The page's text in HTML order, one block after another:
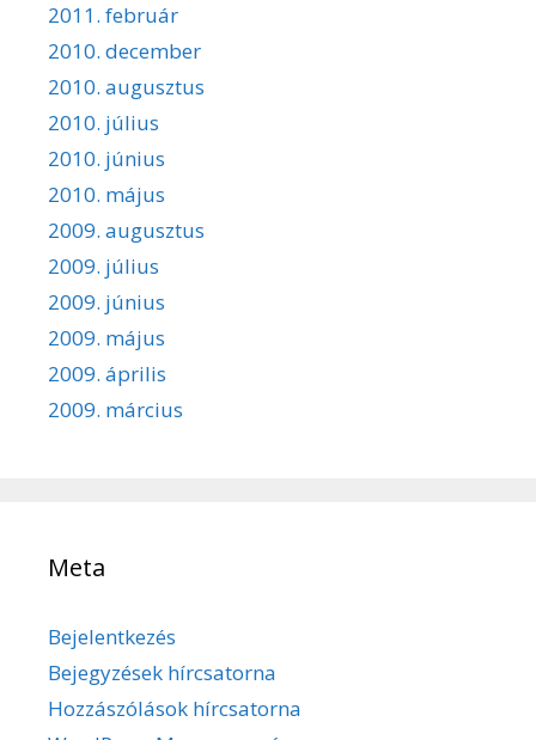
2011. február
2010. december
2010. augusztus
2010. július
2010. június
2010. május
2009. augusztus
2009. július
2009. június
2009. május
2009. április
2009. március
Meta
Bejelentkezés
Bejegyzések hírcsatorna
Hozzászólások hírcsatorna